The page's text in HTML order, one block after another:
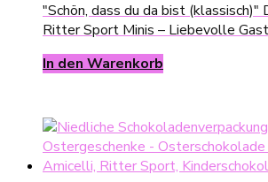
"Schön, dass du da bist (klassisch)"
Ritter Sport Minis – Liebevolle
In den Warenkorb